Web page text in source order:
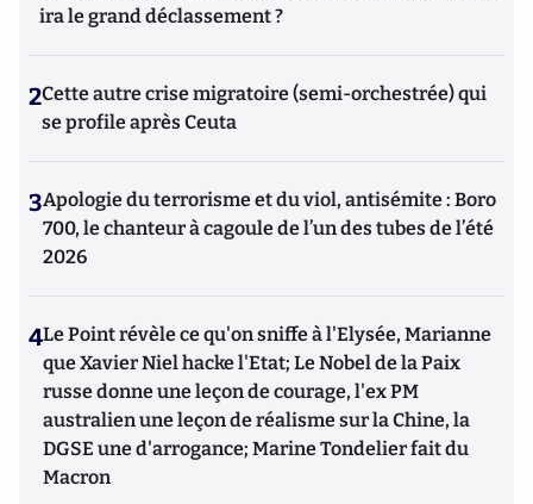
ira le grand déclassement ?
2Cette autre crise migratoire (semi-orchestrée) qui
se profile après Ceuta
3Apologie du terrorisme et du viol, antisémite : Boro
700, le chanteur à cagoule de l’un des tubes de l’été
2026
4Le Point révèle ce qu'on sniffe à l'Elysée, Marianne
que Xavier Niel hacke l'Etat; Le Nobel de la Paix
russe donne une leçon de courage, l'ex PM
australien une leçon de réalisme sur la Chine, la
DGSE une d'arrogance; Marine Tondelier fait du
Macron